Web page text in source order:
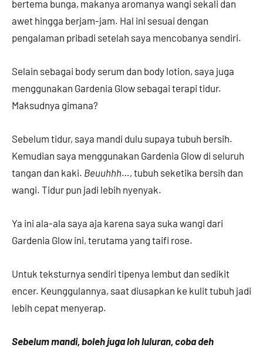
bertema bunga, makanya aromanya wangi sekali dan
awet hingga berjam-jam. Hal ini sesuai dengan
pengalaman pribadi setelah saya mencobanya sendiri.
Selain sebagai body serum dan body lotion, saya juga
menggunakan Gardenia Glow sebagai terapi tidur.
Maksudnya gimana?
Sebelum tidur, saya mandi dulu supaya tubuh bersih.
Kemudian saya menggunakan Gardenia Glow di seluruh
tangan dan kaki. Beuuhhh…, tubuh seketika bersih dan
wangi. Tidur pun jadi lebih nyenyak.
Ya ini ala-ala saya aja karena saya suka wangi dari
Gardenia Glow ini, terutama yang taifi rose.
Untuk teksturnya sendiri tipenya lembut dan sedikit
encer. Keunggulannya, saat diusapkan ke kulit tubuh jadi
lebih cepat menyerap.
Sebelum mandi, boleh juga loh luluran, coba deh